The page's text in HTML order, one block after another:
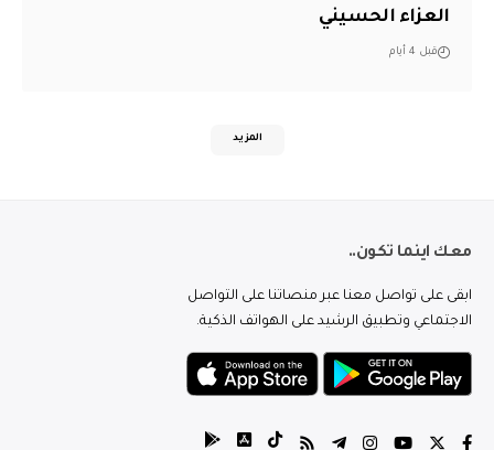
العزاء الحسيني
قبل 4 أيام
المزيد
معك اينما تكون..
ابقى على تواصل معنا عبر منصاتنا على التواصل
الاجتماعي وتطبيق الرشيد على الهواتف الذكية.